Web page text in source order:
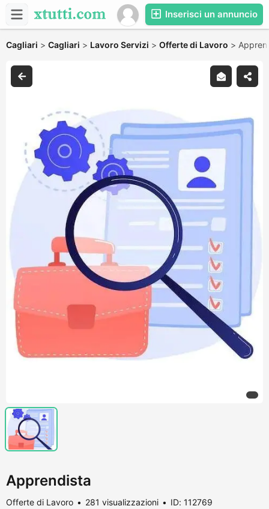
Inserisci un annuncio
Cagliari > Cagliari > Lavoro Servizi > Offerte di Lavoro >
Apprendista
Offerte di Lavoro 281 visualizzazioni ID: 112769